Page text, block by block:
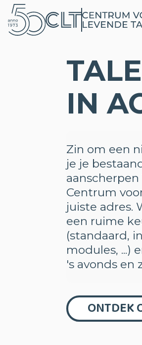
IN
Zin om een
je je
Centrum
juiste adres.
een ruime
(standaard,
modules, ...)
's avonds en
ONTDEK